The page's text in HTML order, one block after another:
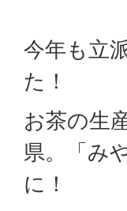
今年も立
た！
お茶の生
県。「み
に！